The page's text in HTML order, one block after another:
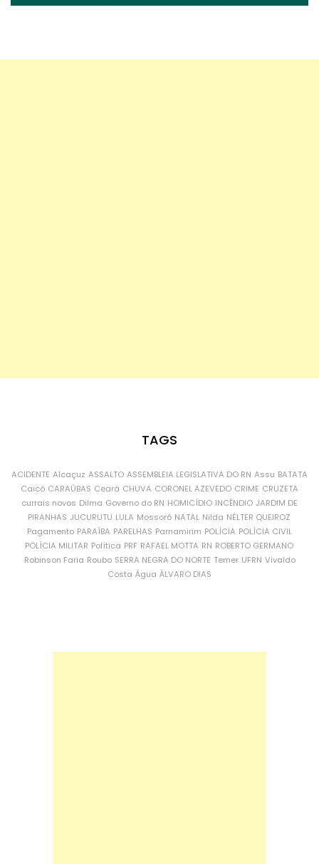
TAGS
ACIDENTE Alcaçuz ASSALTO ASSEMBLEIA LEGISLATIVA DO RN Assu BATATA
Caicó CARAÚBAS Ceará CHUVA CORONEL AZEVEDO CRIME CRUZETA
currais novos Dilma Governo do RN HOMICÍDIO INCÊNDIO JARDIM DE
PIRANHAS JUCURUTU LULA Mossoró NATAL Nilda NÉLTER QUEIROZ
Pagamento PARAÍBA PARELHAS Parnamirim POLÍCIA POLÍCIA CIVIL
POLÍCIA MILITAR Política PRF RAFAEL MOTTA RN ROBERTO GERMANO
Robinson Faria Roubo SERRA NEGRA DO NORTE Temer UFRN Vivaldo
Costa Água ÁLVARO DIAS